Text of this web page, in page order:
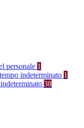
personale 1
indeterminato 1
38